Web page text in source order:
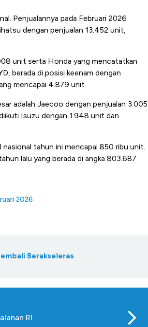
Penjualannya pada Februari 2026
dengan penjualan 13.452 unit,
unit serta Honda yang mencatatkan
berada di posisi keenam dengan
mencapai 4.879 unit.
adalah Jaecoo dengan penjualan 3.005
Isuzu dengan 1.948 unit dan
tahun ini mencapai 850 ribu unit.
lalu yang berada di angka 803.687
2026
Berakseleras
RI